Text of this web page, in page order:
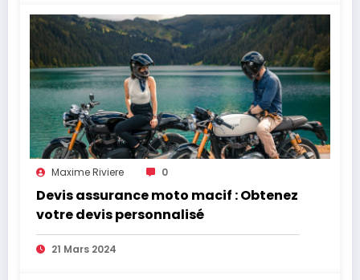
Maxime Riviere 0
Devis assurance moto macif : Obtenez
votre devis personnalisé
21 Mars 2024